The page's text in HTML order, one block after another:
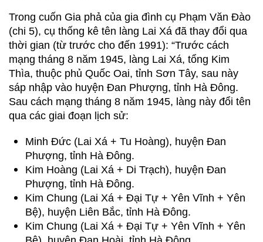
Trong cuốn Gia phả của gia đình cụ Phạm Văn Đào
(chi 5), cụ thống kê tên làng Lai Xá đã thay đổi qua
thời gian (từ trước cho đến 1991): “Trước cách
mạng tháng 8 năm 1945, làng Lai Xá, tổng Kim
Thìa, thuộc phủ Quốc Oai, tỉnh Sơn Tây, sau này
sáp nhập vào huyện Đan Phượng, tỉnh Hà Đông.
Sau cách mạng tháng 8 năm 1945, làng này đổi tên
qua các giai đoạn lịch sử:
Minh Đức (Lai Xá + Tu Hoàng), huyện Đan
Phượng, tỉnh Hà Đông.
Kim Hoàng (Lai Xá + Di Trạch), huyện Đan
Phượng, tỉnh Hà Đông.
Kim Chung (Lai Xá + Đại Tự + Yên Vĩnh + Yên
Bệ), huyện Liên Bắc, tỉnh Hà Đông.
Kim Chung (Lai Xá + Đại Tự + Yên Vĩnh + Yên